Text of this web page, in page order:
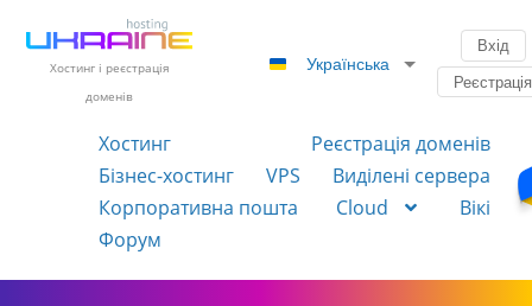
Хостинг і реєстрація
доменів
Українська
Вхід
Реєстрація
Хостинг
Реєстрація доменів
Бізнес-хостинг
VPS
Виділені сервера
Корпоративна пошта
Cloud
Вікі
Форум